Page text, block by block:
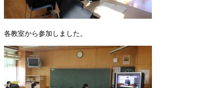
各教室から参加しました。